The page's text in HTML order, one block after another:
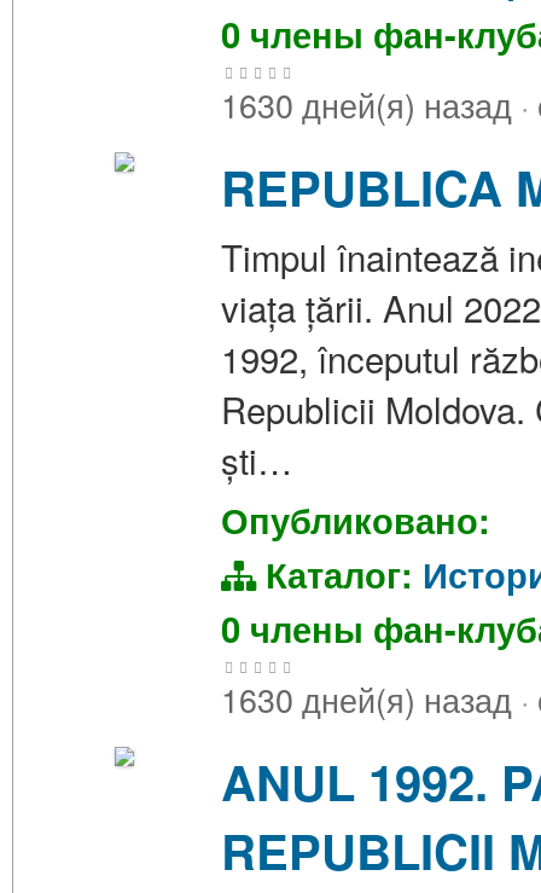
0 члены фан-
1630 дней(я) назад ·
REPUBLICA
Timpul înaintează
viața țării. Anul
1992, începutul
Republicii
ști…
Опубликовано:
Каталог:
0 члены фан-
1630 дней(я) назад ·
ANUL 1992.
REPUBLICII